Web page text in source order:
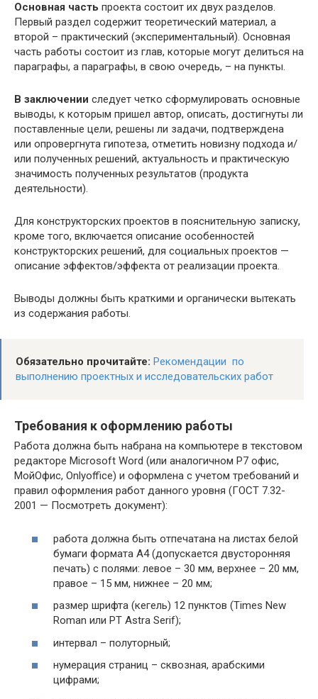
Основная часть проекта состоит их двух разделов.
Первый раздел содержит теоретический материал, а
второй – практический (экспериментальный). Основная
часть работы состоит из глав, которые могут делиться на
параграфы, а параграфы, в свою очередь, – на пункты.
В заключении следует четко сформулировать основные
выводы, к которым пришел автор, описать, достигнуты ли
поставленные цели, решены ли задачи, подтверждена
или опровергнута гипотеза, отметить новизну подхода и/
или полученных решений, актуальность и практическую
значимость полученных результатов (продукта
деятельности).
Для конструкторских проектов в пояснительную записку,
кроме того, включается описание особенностей
конструкторских решений, для социальных проектов —
описание эффектов/эффекта от реализации проекта.
Выводы должны быть краткими и органически вытекать
из содержания работы.
Обязательно прочитайте: Рекомендации по
выполнению проектных и исследовательских работ
Требования к оформлению работы
Работа должна быть набрана на компьютере в текстовом
редакторе Microsoft Word (или аналогичном P7 офис,
МойОфис, Onlyoffice) и оформлена с учетом требований и
правил оформления работ данного уровня (ГОСТ 7.32-
2001 — Посмотреть документ):
работа должна быть отпечатана на листах белой
бумаги формата А4 (допускается двусторонняя
печать) с полями: левое – 30 мм, верхнее – 20 мм,
правое – 15 мм, нижнее – 20 мм;
размер шрифта (кегель) 12 пунктов (Times New
Roman или PT Astra Serif);
интервал – полуторный;
нумерация страниц – сквозная, арабскими
цифрами;